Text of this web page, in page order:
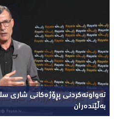
تەواونەکردنی پڕۆژەکانی شاری
بەڵێندەران